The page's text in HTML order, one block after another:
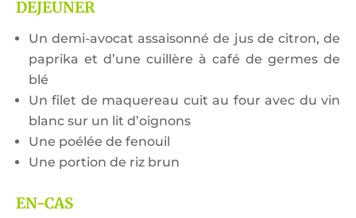
DEJEUNER
Un demi-avocat assaisonné de jus de citron, de
paprika et d’une cuillère à café de germes de
blé
Un filet de maquereau cuit au four avec du vin
blanc sur un lit d’oignons
Une poélée de fenouil
Une portion de riz brun
EN-CAS